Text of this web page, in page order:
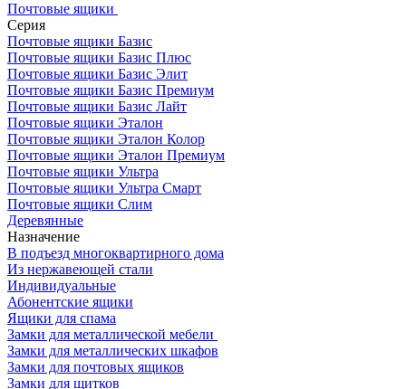
Почтовые ящики
Серия
Почтовые ящики Базис
Почтовые ящики Базис Плюс
Почтовые ящики Базис Элит
Почтовые ящики Базис Премиум
Почтовые ящики Базис Лайт
Почтовые ящики Эталон
Почтовые ящики Эталон Колор
Почтовые ящики Эталон Премиум
Почтовые ящики Ультра
Почтовые ящики Ультра Смарт
Почтовые ящики Слим
Деревянные
Назначение
В подъезд многоквартирного дома
Из нержавеющей стали
Индивидуальные
Абонентские ящики
Ящики для спама
Замки для металлической мебели
Замки для металлических шкафов
Замки для почтовых ящиков
Замки для щитков